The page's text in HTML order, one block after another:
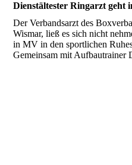
Dienstältester Ringarzt geht
Der Verbandsarzt des
Wismar, ließ es sich nicht
in MV in den sportlichen
Gemeinsam mit